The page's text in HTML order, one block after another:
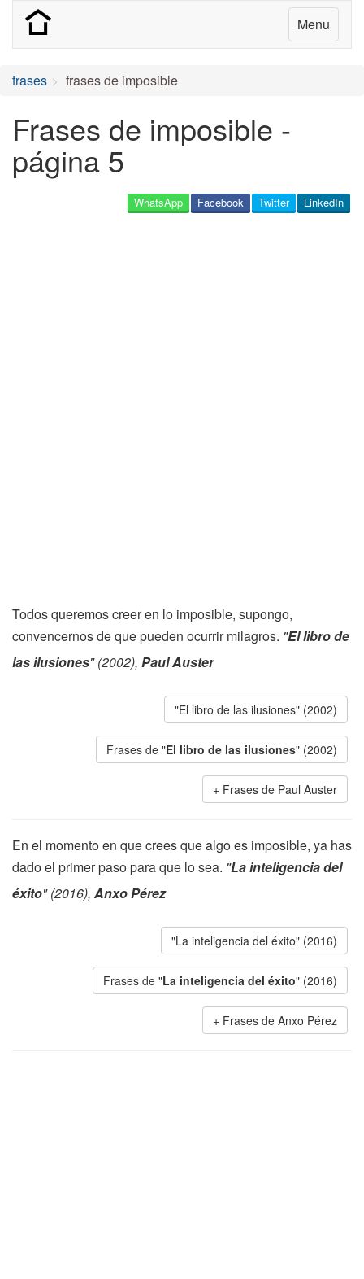
Menu
frases frases de imposible
Frases de imposible -
página 5
LinkedIn
Twitter
Facebook
WhatsApp
Todos queremos creer en lo imposible, supongo,
convencernos de que pueden ocurrir milagros. "El libro de
las ilusiones" (2002), Paul Auster
"El libro de las ilusiones" (2002)
Frases de "El libro de las ilusiones" (2002)
Frases de Paul Auster
En el momento en que crees que algo es imposible, ya has
dado el primer paso para que lo sea. "La inteligencia del
éxito" (2016), Anxo Pérez
"La inteligencia del éxito" (2016)
Frases de "La inteligencia del éxito" (2016)
Frases de Anxo Pérez